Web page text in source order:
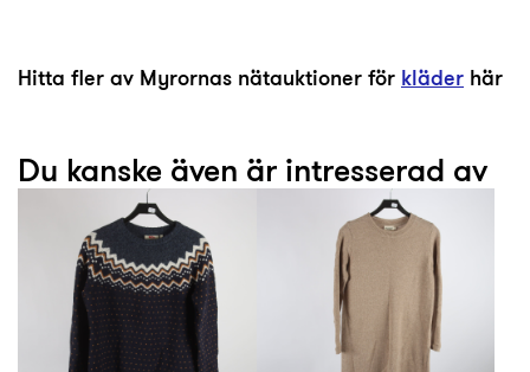
Hitta fler av Myrornas nätauktioner för kläder här
Du kanske även är intresserad av